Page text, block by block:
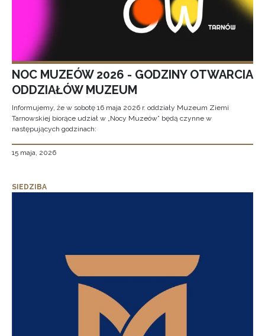
NOC MUZEÓW 2026 - GODZINY OTWARCIA
ODDZIAŁÓW MUZEUM
Informujemy, że w sobotę 16 maja 2026 r. oddziały Muzeum Ziemi
Tarnowskiej biorące udział w „Nocy Muzeów” będą czynne w
następujących godzinach:
15 maja, 2026
SIEDZIBA